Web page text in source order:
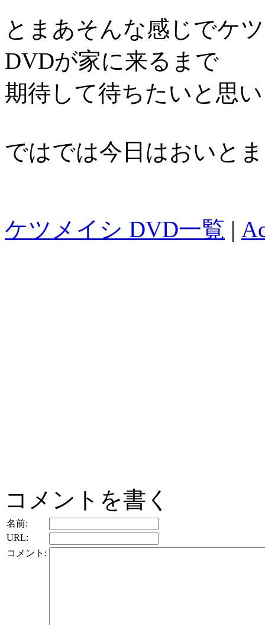
とまあそんな感じでケ
DVDが家に来るまで
期待して待ちたいと思
ではでは今日はおいと
ケツメイシ DVD一覧 |
コメントを書く
名前:
URL:
コメント: